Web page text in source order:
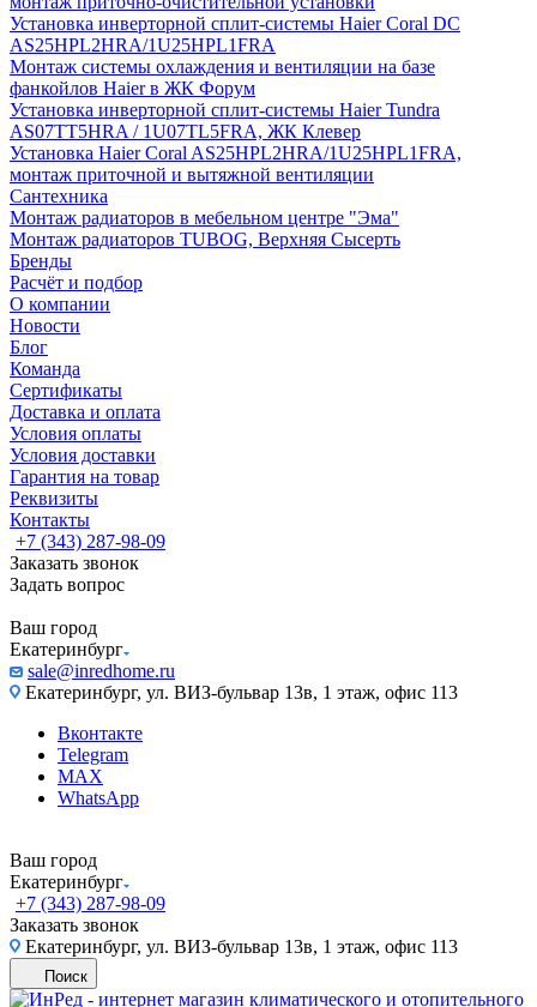
Установка инверторной сплит-системы Haier Coral DC
AS25HPL2HRA/1U25HPL1FRA
Монтаж системы охлаждения и вентиляции на базе
фанкойлов Haier в ЖК Форум
Установка инверторной сплит-системы Haier Tundra
AS07TT5HRA / 1U07TL5FRA, ЖК Клевер
Установка Haier Coral AS25HPL2HRA/1U25HPL1FRA,
монтаж приточной и вытяжной вентиляции
Сантехника
Монтаж радиаторов в мебельном центре "Эма"
Монтаж радиаторов TUBOG, Верхняя Сысерть
Бренды
Расчёт и подбор
О компании
Новости
Блог
Команда
Сертификаты
Доставка и оплата
Условия оплаты
Условия доставки
Гарантия на товар
Реквизиты
Контакты
+7 (343) 287-98-09
Заказать звонок
Задать вопрос
Ваш город
Екатеринбург
sale@inredhome.ru
Екатеринбург, ул. ВИЗ-бульвар 13в, 1 этаж, офис 113
Вконтакте
Telegram
MAX
WhatsApp
Ваш город
Екатеринбург
+7 (343) 287-98-09
Заказать звонок
Екатеринбург, ул. ВИЗ-бульвар 13в, 1 этаж, офис 113
Поиск